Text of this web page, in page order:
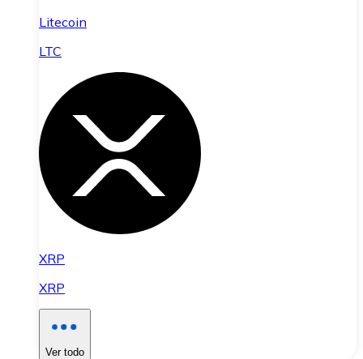
Litecoin
LTC
XRP
XRP
Ver todo